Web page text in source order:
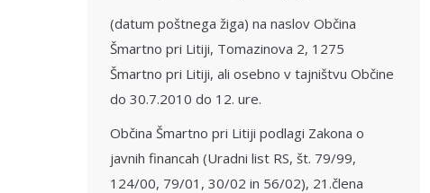
(datum poštnega žiga) na naslov Občina
Šmartno pri Litiji, Tomazinova 2, 1275
Šmartno pri Litiji, ali osebno v tajništvu Občine
do 30.7.2010 do 12. ure.
Občina Šmartno pri Litiji podlagi Zakona o
javnih financah (Uradni list RS, št. 79/99,
124/00, 79/01, 30/02 in 56/02), 21.člena